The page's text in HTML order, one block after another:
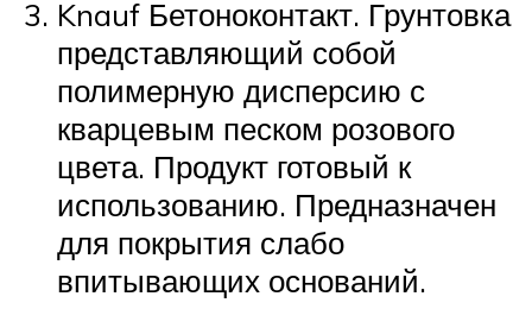
Knauf Бетоноконтакт. Грунтовка
представляющий собой
полимерную дисперсию с
кварцевым песком розового
цвета. Продукт готовый к
использованию. Предназначен
для покрытия слабо
впитывающих оснований.